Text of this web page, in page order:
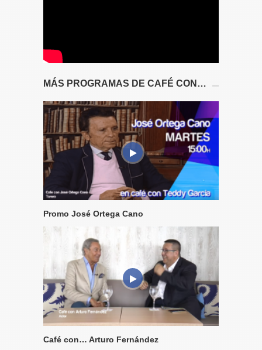
MÁS PROGRAMAS DE CAFÉ CON…
Promo José Ortega Cano
Café con… Arturo Fernández